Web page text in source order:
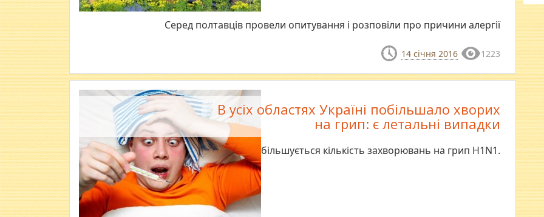
Серед полтавців провели опитування і розповіли про причини алергії
14 січня 2016 1223
В усіх областях Україні побільшало хворих
на грип: є летальні випадки
В Україні збільшується кількість захворювань на грип H1N1.